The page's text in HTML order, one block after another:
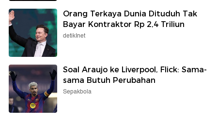
Orang Terkaya Dunia Dituduh Tak
Bayar Kontraktor Rp 2,4 Triliun
detikInet
Soal Araujo ke Liverpool, Flick: Sama-
sama Butuh Perubahan
Sepakbola